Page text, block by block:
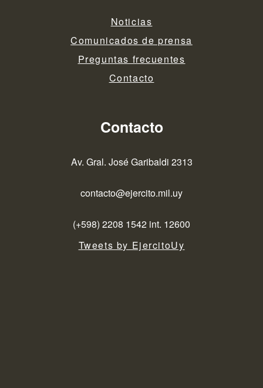
Noticias
Comunicados de prensa
Preguntas frecuentes
Contacto
Contacto
Av. Gral. José Garibaldi 2313
contacto@ejercito.mil.uy
(+598) 2208 1542 int. 12600
Tweets by EjercitoUy